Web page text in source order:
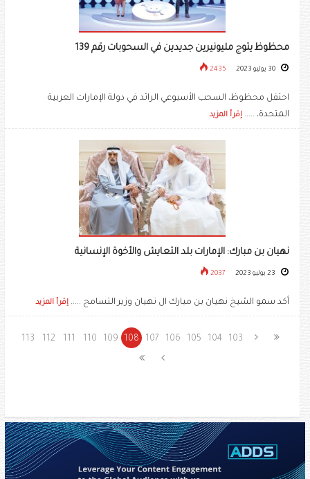
محظوظ يتوج مليونيرين جديدين في السحوبات رقم 139
2435
احتفل محظوظ، السحب الأسبوعي الرائد في دولة الإمارات العربية
المتحدة، ..... إقرأ المزيد
نهيان بن مبارك: الإمارات بلد التعايش والأخوة الإنسانية
2037
أكد سمو الشيخ نهيان بن مبارك ال نهيان وزير التسامح ..... إقرأ المزيد
103
104
105
106
107
108
109
110
111
112
113